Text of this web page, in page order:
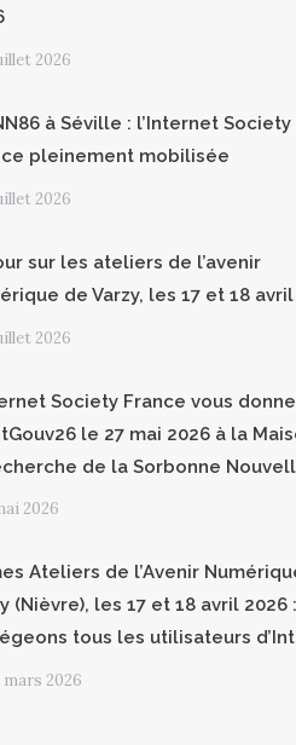
2026
à Séville : l’Internet Society
pleinement mobilisée
2026
sur les ateliers de l’avenir
de Varzy, les 17 et 18
2026
Society France vous
le 27 mai 2026 à la
de la Sorbonne
2026
Ateliers de l’Avenir
(Nièvre), les 17 et 18 avril 2026 :
tous les utilisateurs
mars 2026